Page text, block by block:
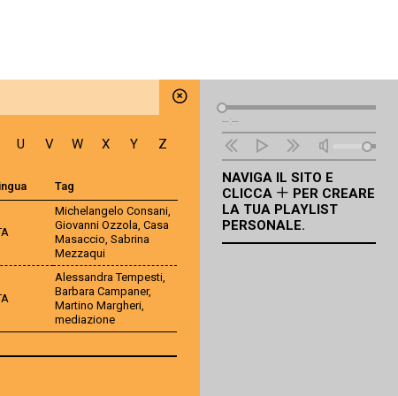
U V W X Y Z
Tag
Michelangelo Consani,
Giovanni Ozzola, Casa
Masaccio, Sabrina
Mezzaqui
Alessandra Tempesti,
Barbara Campaner,
Martino Margheri,
mediazione
Lettore
Audio
--:--
NAVIGA IL SITO E
CLICCA
PER CREARE
LA TUA PLAYLIST
PERSONALE.